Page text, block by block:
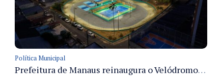
Política Municipal
Prefeitura de Manaus reinaugura o Velódromo Professora Alzira Campos e entrega espaço esportivo totalmente revitalizado